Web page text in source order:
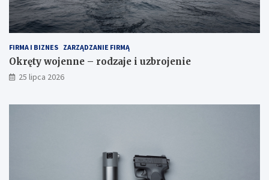
FIRMA I BIZNES ZARZĄDZANIE FIRMĄ
Okręty wojenne – rodzaje i uzbrojenie
25 lipca 2026